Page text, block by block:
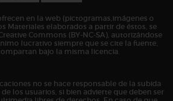
en la web (pictogramas,imágenes o
Materiales elaborados a partir de éstos, se
Commons (BY-NC-SA), autorizándose
lucrativo siempre que se cite la fuente,
bajo la misma licencia.
no se hace responsable de la subida
los usuarios, si bien advierte que deben ser